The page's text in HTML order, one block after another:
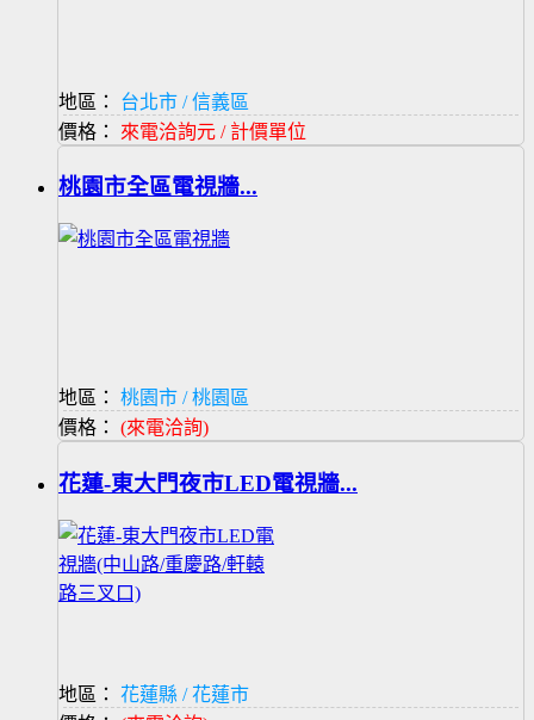
地區：
台北市 / 信義區
價格： 來電洽詢元 / 計價單位
桃園市全區電視牆...
地區：
桃園市 / 桃園區
價格： (來電洽詢)
花蓮-東大門夜市LED電視牆...
地區：
花蓮縣 / 花蓮市